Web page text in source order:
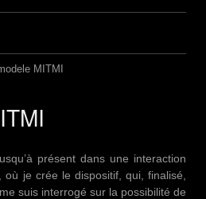
MITMI
présent dans une interaction
je crée le dispositif, qui, finalisé,
suis interrogé sur la possibilité de